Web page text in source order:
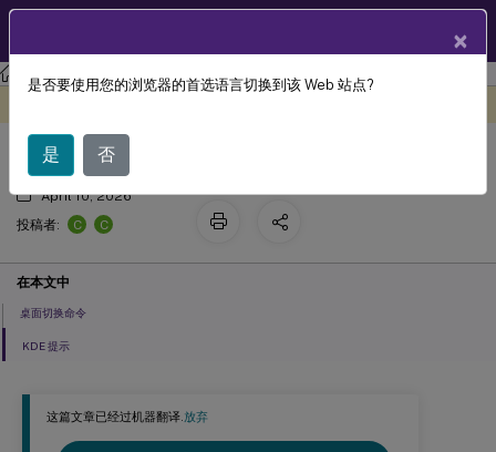
Linux 虚拟投递代理 Linux Virtual Delivery Agent 2209
这篇文章已经过机器翻译.放弃
会话用户的自定义桌面环境
April 10, 2026
投稿者:
C C
在本文中
桌面切换命令
KDE 提示
×
是否要使用您的浏览器的首选语言切换到该 Web 站点?
是 否